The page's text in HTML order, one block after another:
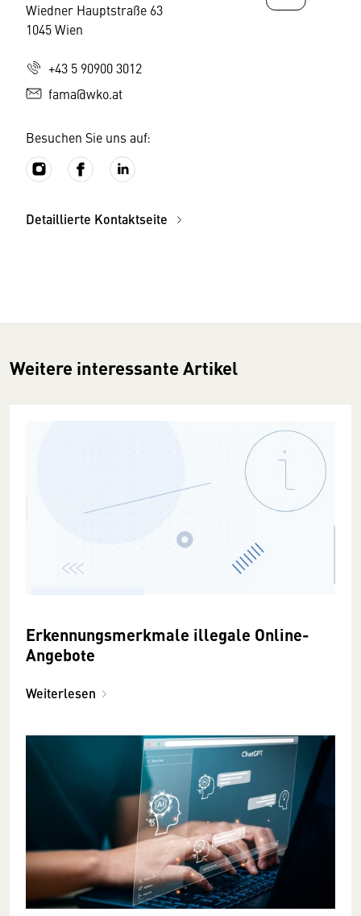
Wiedner Hauptstraße 63
1045 Wien
+43 5 90900 3012
fama@wko.at
Besuchen Sie uns auf:
Detaillierte Kontaktseite
Weitere interessante Artikel
Erkennungsmerkmale illegale Online-
Angebote
Weiterlesen